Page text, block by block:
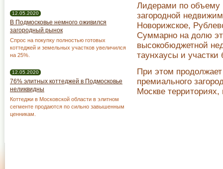
Лидерами по объему
загородной
Новорижское,
Суммарно на долю
высокобюджетной
таунхаусы и участки
При этом
премиального
Москве
12.05.2020
В Подмосковье немного оживился
загородный рынок
Спрос на покупку полностью готовых
коттеджей и земельных участков увеличился
на 25%.
12.05.2020
76% элитных коттеджей в Подмосковье
неликвидны
Коттеджи в Московской области в элитном
сегменте продаются по сильно завышенным
ценникам.